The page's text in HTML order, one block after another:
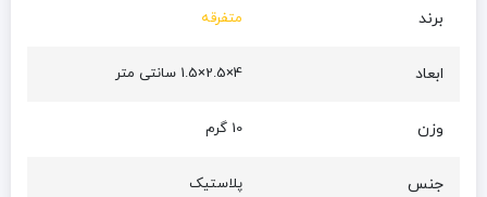
برند متفرقه
ابعاد 4×2.5×1.5 سانتی‌ متر
وزن 10 گرم
جنس پلاستیک